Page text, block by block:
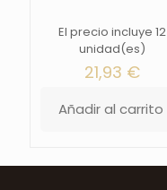
El precio incluye 12
unidad(es)
21,93 €
Añadir al carrito